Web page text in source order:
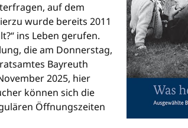
auf dem
wurde bereits 2011
ins Leben gerufen.
die am Donnerstag,
Bayreuth
2025, hier
können sich die
Öffnungszeiten